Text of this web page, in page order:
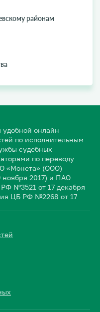
районам
удобной онлайн
по исполнительным
судебных
по переводу
«Монета» (ООО)
2017) и ПАО
№3521 от 17 декабря
ЦБ РФ №2268 от 17